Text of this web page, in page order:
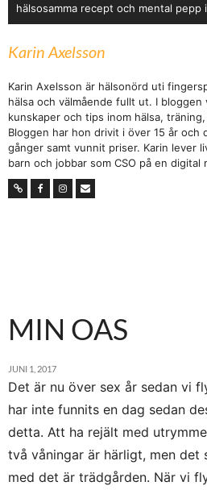
hälsosamma recept och mental pepp
Karin Axelsson
Karin Axelsson är hälsonörd uti
hälsa och välmående fullt ut. I bloggen
kunskaper och tips inom hälsa,
Bloggen har hon drivit i över 15 år
gånger samt vunnit priser. Karin lever
barn och jobbar som CSO på en digital
MIN OAS
JUNI 1, 2017
Det är nu över sex år sedan vi
har inte funnits en dag sedan
detta. Att ha rejält med
två våningar är härligt, men det
med det är trädgården. När vi